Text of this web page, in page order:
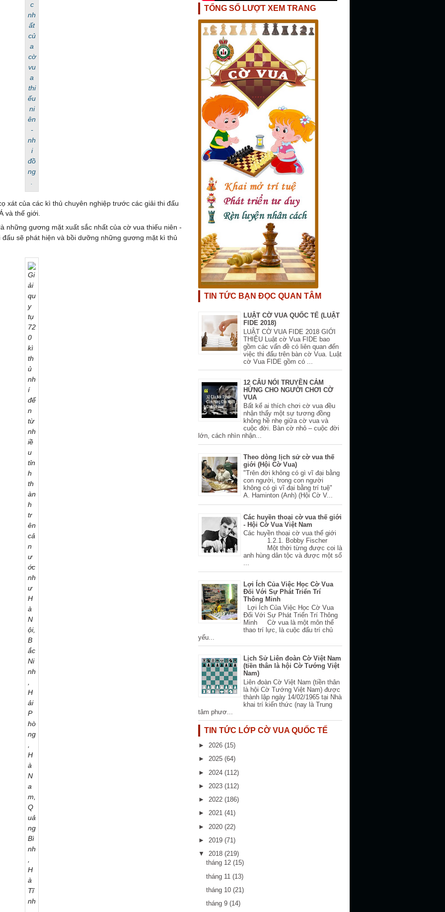
c
nh
ất
củ
a
cờ
vu
a
thi
ếu
ni
ên
-
nh
i
đồ
ng
xát của các kì thủ chuyên nghiệp trước các giải thi đấu
và thế giới.
những gương mặt xuất sắc nhất của cờ vua thiếu niên -
sẽ phát hiện và bồi dưỡng những gương mặt kì thủ
TỔNG SỐ LƯỢT XEM TRANG
TIN TỨC BẠN ĐỌC QUAN TÂM
LUẬT CỜ VUA QUỐC TẾ (LUẬT
FIDE 2018)
LUẬT CỜ VUA FIDE 2018 GIỚI
THIỆU Luật cờ Vua FIDE bao
gồm các vấn đề có liên quan đến
việc thi đấu trên bàn cờ Vua. Luật
cờ Vua FIDE gồm có ...
12 CÂU NÓI TRUYỀN CẢM
HỨNG CHO NGƯỜI CHƠI CỜ
VUA
Bất kể ai thích chơi cờ vua đều
nhận thấy một sự tương đồng
không hề nhẹ giữa cờ vua và
cuộc đời. Bàn cờ nhỏ – cuộc đời
lớn, cách nhìn nhận...
Theo dòng lịch sử cờ vua thế
giới (Hội Cờ Vua)
"Trên đời không có gì vĩ đại bằng
con người, trong con người
không có gì vĩ đại bằng trí tuệ"
A. Haminton (Anh) (Hội Cờ V...
Các huyền thoại cờ vua thế giới
- Hội Cờ Vua Việt Nam
Các huyền thoại cờ vua thế giới
1.2.1. Bobby Fischer
Một thời từng được coi là
anh hùng dân tộc và được một số
...
Lợi Ích Của Việc Học Cờ Vua
Đối Với Sự Phát Triển Trí
Thông Minh
Lợi Ích Của Việc Học Cờ Vua
Đối Với Sự Phát Triển Trí Thông
Minh Cờ vua là một môn thể
thao trí lực, là cuộc đấu trí chủ
yếu...
Lịch Sử Liên đoàn Cờ Việt Nam
(tiền thân là hội Cờ Tướng Việt
Nam)
Liên đoàn Cờ Việt Nam (tiền thân
là hội Cờ Tướng Việt Nam) được
thành lập ngày 14/02/1965 tại Nhà
khai trí kiến thức (nay là Trung
tâm phươ...
TIN TỨC LỚP CỜ VUA QUỐC TẾ
► 2026 (15)
► 2025 (64)
► 2024 (112)
► 2023 (112)
► 2022 (186)
► 2021 (41)
► 2020 (22)
► 2019 (71)
▼ 2018 (219)
tháng 12 (15)
tháng 11 (13)
tháng 10 (21)
tháng 9 (14)